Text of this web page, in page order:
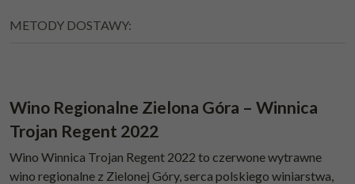
METODY DOSTAWY:
Wino Regionalne Zielona Góra – Winnica
Trojan Regent 2022
Wino Winnica Trojan Regent 2022 to czerwone wytrawne
wino regionalne z Zielonej Góry, serca polskiego winiarstwa,